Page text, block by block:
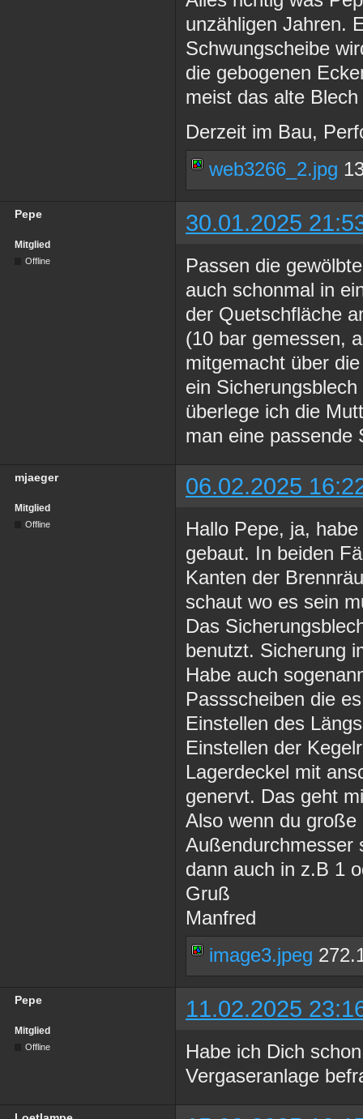
unzähligen Jahren.
Schwungscheibe
die gebogenen
meist das alte
Derzeit im Bau,
web3266_2.jpg
Pepe 30.01.2025
Mitglied
Offline
Passen die
auch schonmal in
der Quetschfläche
(10 bar gemessen,
mitgemacht über
ein
überlege ich die
man eine passende
mjaeger 06.02.2025
Mitglied
Offline
Hallo Pepe, ja,
gebaut. In beiden
Kanten der
schaut wo es sein
Das
benutzt. Sicherung
Habe auch
Passscheiben die
Einstellen des
Einstellen der
Lagerdeckel mit
genervt. Das geht
Also wenn du
Außendurchmesser
dann auch in z.B 1
Gruß
Manfred
image3.jpeg
Pepe 11.02.2025
Mitglied
Offline
Habe ich Dich
Vergaseranlage